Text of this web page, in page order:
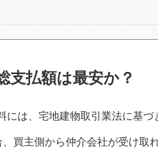
支払額は最安か？
は、宅地建物取引業法に基づ
買主側から仲介会社が受け